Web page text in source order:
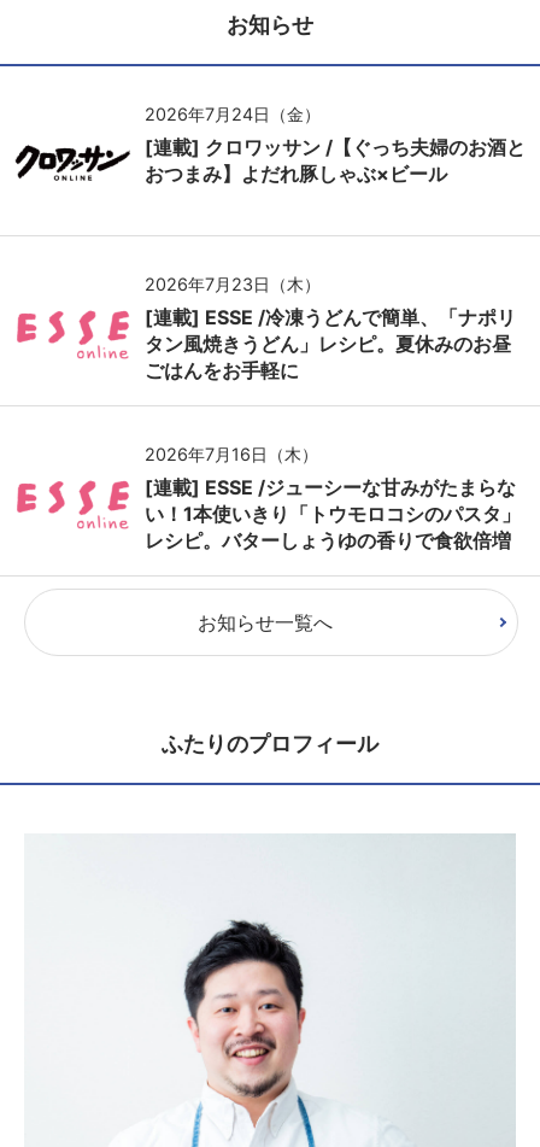
お知らせ
2026年7月24日（金）
[連載] クロワッサン /【ぐっち夫婦のお酒と
おつまみ】よだれ豚しゃぶ×ビール
2026年7月23日（木）
[連載] ESSE /冷凍うどんで簡単、「ナポリ
タン風焼きうどん」レシピ。夏休みのお昼
ごはんをお手軽に
2026年7月16日（木）
[連載] ESSE /ジューシーな甘みがたまらな
い！1本使いきり「トウモロコシのパスタ」
レシピ。バターしょうゆの香りで食欲倍増
お知らせ一覧へ
ふたりのプロフィール